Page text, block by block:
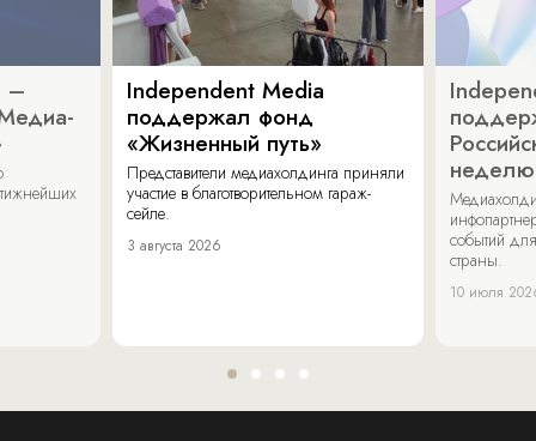
–
Independent Media
поддержал фонд
«Жизненный путь»
Представители медиахолдинга приняли
участие в благотворительном гараж-
сейле.
3 августа 2026
неделю
событий
страны.
10 июля